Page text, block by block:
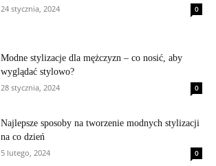
24 stycznia, 2024
0
Modne stylizacje dla mężczyzn – co nosić, aby
wyglądać stylowo?
28 stycznia, 2024
0
Najlepsze sposoby na tworzenie modnych stylizacji
na co dzień
5 lutego, 2024
0